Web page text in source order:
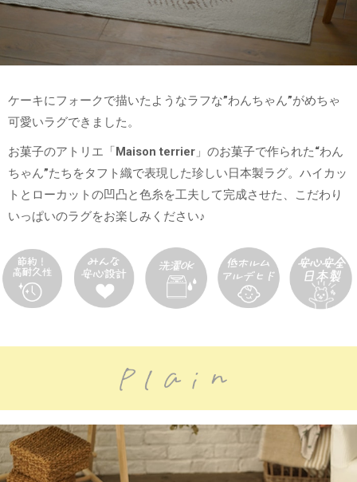
ケーキにフォークで描いたようなラフな”わんちゃん”がめちゃ
可愛いラグできました。
お菓子のアトリエ「Maison terrier」のお菓子で作られた“わん
ちゃん”たちをタフト織で表現した珍しい日本製ラグ。ハイカッ
トとローカットの凹凸と色糸を工夫して完成させた、こだわり
いっぱいのラグをお楽しみください♪